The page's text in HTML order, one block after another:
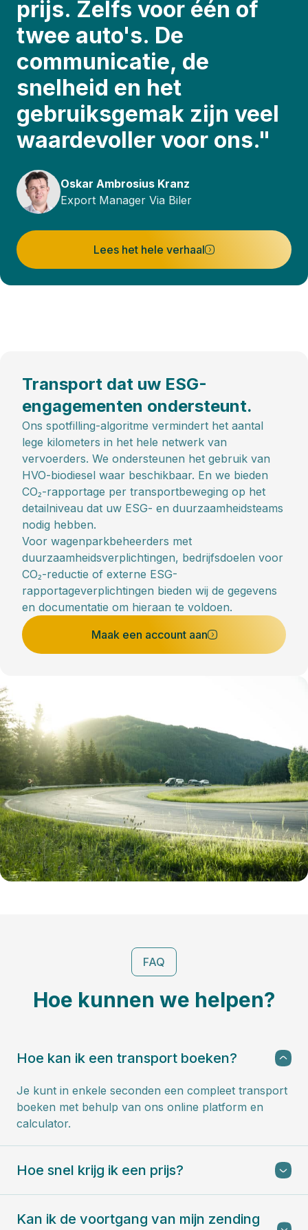
prijs. Zelfs voor één of
twee auto's. De
communicatie, de
snelheid en het
gebruiksgemak zijn veel
waardevoller voor ons."
Oskar Ambrosius Kranz
Export Manager Via Biler
Lees het hele verhaal
Transport dat uw ESG-
engagementen ondersteunt.
Ons spotfilling-algoritme vermindert het aantal
lege kilometers in het hele netwerk van
vervoerders. We ondersteunen het gebruik van
HVO-biodiesel waar beschikbaar. En we bieden
CO₂-rapportage per transportbeweging op het
detailniveau dat uw ESG- en duurzaamheidsteams
nodig hebben.
Voor wagenparkbeheerders met
duurzaamheidsverplichtingen, bedrijfsdoelen voor
CO₂-reductie of externe ESG-
rapportageverplichtingen bieden wij de gegevens
en documentatie om hieraan te voldoen.
Maak een account aan
FAQ
Hoe kunnen we helpen?
Hoe kan ik een transport boeken?
Je kunt in enkele seconden een compleet transport
boeken met behulp van ons online platform en
calculator.
Hoe snel krijg ik een prijs?
Kan ik de voortgang van mijn zending